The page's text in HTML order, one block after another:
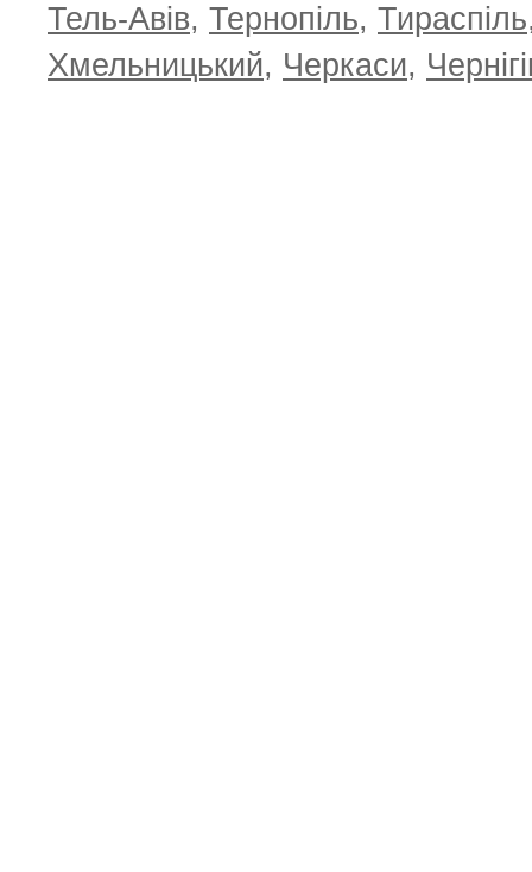
Тель-Авів, Тернопіль, Тираспіль
Хмельницький, Черкаси,